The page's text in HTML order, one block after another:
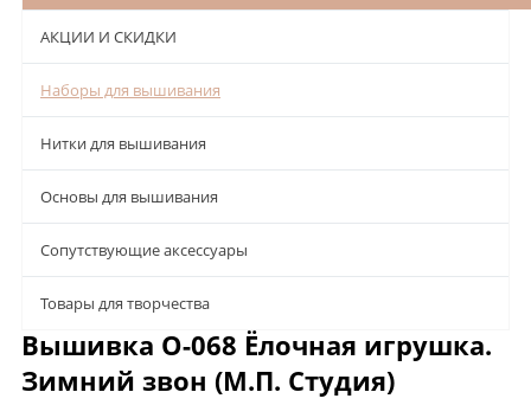
АКЦИИ И СКИДКИ
Наборы для вышивания
Нитки для вышивания
Основы для вышивания
Сопутствующие аксессуары
Товары для творчества
Вышивка О-068 Ёлочная игрушка.
Зимний звон (М.П. Студия)